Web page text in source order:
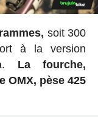
soit 300
à la version
La fourche,
OMX, pèse 425